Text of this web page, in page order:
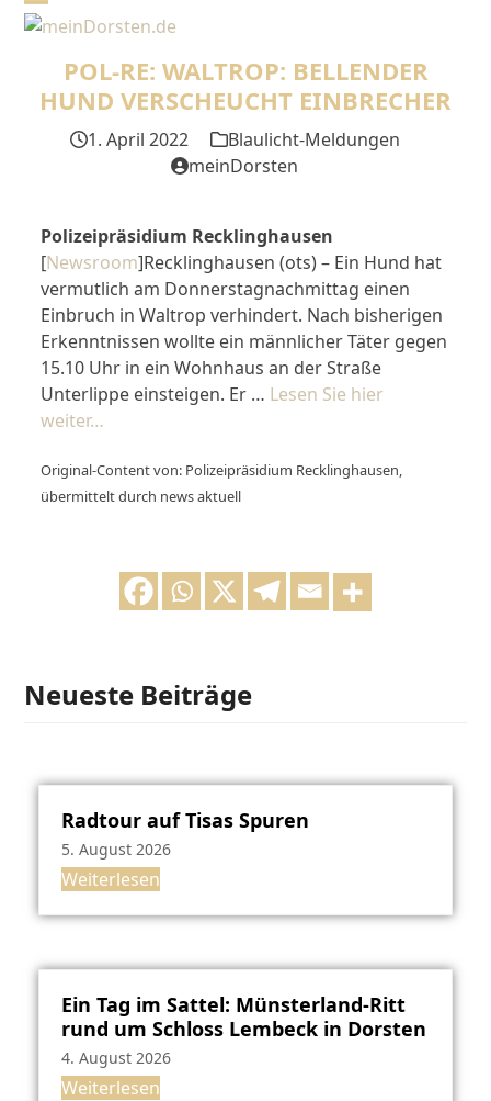
SkipOpen
mobile
menu
Close
mobile
menu
POL-RE: WALTROP: BELLENDER
HUND VERSCHEUCHT EINBRECHER
1. April 2022
Blaulicht-Meldungen
meinDorsten
Polizeipräsidium Recklinghausen
[Newsroom]Recklinghausen (ots) – Ein Hund hat
vermutlich am Donnerstagnachmittag einen
Einbruch in Waltrop verhindert. Nach bisherigen
Erkenntnissen wollte ein männlicher Täter gegen
15.10 Uhr in ein Wohnhaus an der Straße
Unterlippe einsteigen. Er … Lesen Sie hier
weiter…
Original-Content von: Polizeipräsidium Recklinghausen,
übermittelt durch news aktuell
Neueste Beiträge
Radtour auf Tisas Spuren
5. August 2026
Weiterlesen
Ein Tag im Sattel: Münsterland-Ritt
rund um Schloss Lembeck in Dorsten
4. August 2026
Weiterlesen